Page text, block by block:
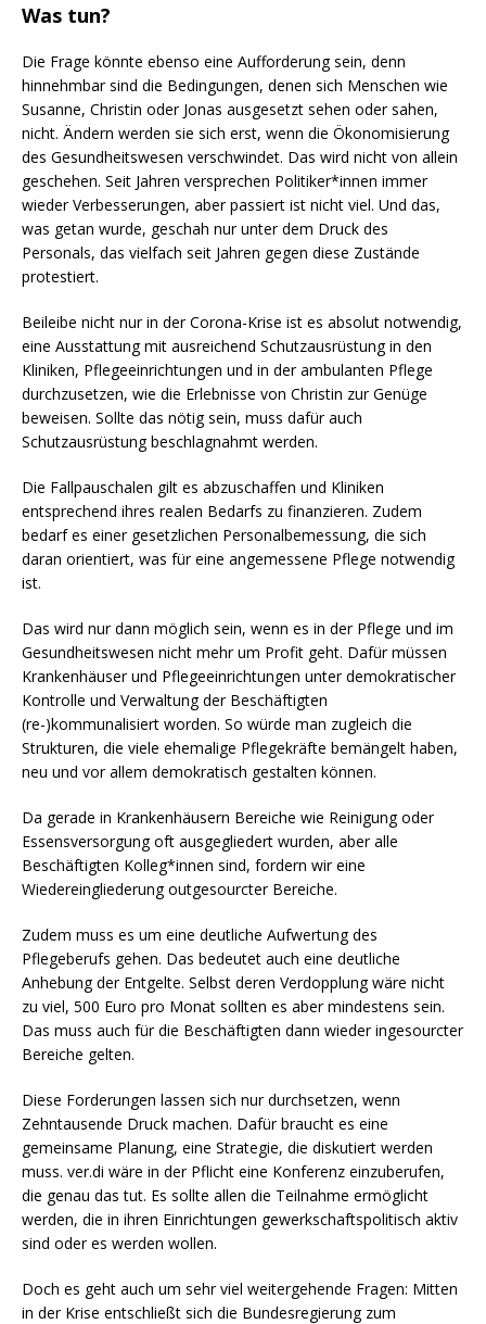
Was tun?
Die Frage könnte ebenso eine Aufforderung sein, denn
hinnehmbar sind die Bedingungen, denen sich Menschen wie
Susanne, Christin oder Jonas ausgesetzt sehen oder sahen,
nicht. Ändern werden sie sich erst, wenn die Ökonomisierung
des Gesundheitswesen verschwindet. Das wird nicht von allein
geschehen. Seit Jahren versprechen Politiker*innen immer
wieder Verbesserungen, aber passiert ist nicht viel. Und das,
was getan wurde, geschah nur unter dem Druck des
Personals, das vielfach seit Jahren gegen diese Zustände
protestiert.
Beileibe nicht nur in der Corona-Krise ist es absolut notwendig,
eine Ausstattung mit ausreichend Schutzausrüstung in den
Kliniken, Pflegeeinrichtungen und in der ambulanten Pflege
durchzusetzen, wie die Erlebnisse von Christin zur Genüge
beweisen. Sollte das nötig sein, muss dafür auch
Schutzausrüstung beschlagnahmt werden.
Die Fallpauschalen gilt es abzuschaffen und Kliniken
entsprechend ihres realen Bedarfs zu finanzieren. Zudem
bedarf es einer gesetzlichen Personalbemessung, die sich
daran orientiert, was für eine angemessene Pflege notwendig
ist.
Das wird nur dann möglich sein, wenn es in der Pflege und im
Gesundheitswesen nicht mehr um Profit geht. Dafür müssen
Krankenhäuser und Pflegeeinrichtungen unter demokratischer
Kontrolle und Verwaltung der Beschäftigten
(re-)kommunalisiert worden. So würde man zugleich die
Strukturen, die viele ehemalige Pflegekräfte bemängelt haben,
neu und vor allem demokratisch gestalten können.
Da gerade in Krankenhäusern Bereiche wie Reinigung oder
Essensversorgung oft ausgegliedert wurden, aber alle
Beschäftigten Kolleg*innen sind, fordern wir eine
Wiedereingliederung outgesourcter Bereiche.
Zudem muss es um eine deutliche Aufwertung des
Pflegeberufs gehen. Das bedeutet auch eine deutliche
Anhebung der Entgelte. Selbst deren Verdopplung wäre nicht
zu viel, 500 Euro pro Monat sollten es aber mindestens sein.
Das muss auch für die Beschäftigten dann wieder ingesourcter
Bereiche gelten.
Diese Forderungen lassen sich nur durchsetzen, wenn
Zehntausende Druck machen. Dafür braucht es eine
gemeinsame Planung, eine Strategie, die diskutiert werden
muss. ver.di wäre in der Pflicht eine Konferenz einzuberufen,
die genau das tut. Es sollte allen die Teilnahme ermöglicht
werden, die in ihren Einrichtungen gewerkschaftspolitisch aktiv
sind oder es werden wollen.
Doch es geht auch um sehr viel weitergehende Fragen: Mitten
in der Krise entschließt sich die Bundesregierung zum